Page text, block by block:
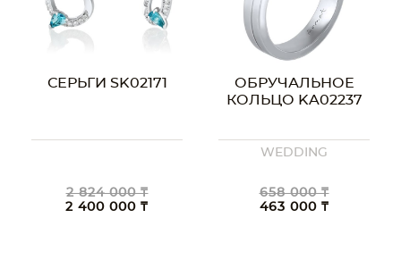
СЕРЬГИ SK02171
2 824 000 ₸
2 400 000 ₸
ОБРУЧАЛЬНОЕ
КОЛЬЦО KA02237
WEDDING
658 000 ₸
463 000 ₸